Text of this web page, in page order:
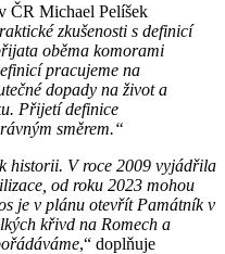
ČR Michael Pelíšek
zkušenosti s definicí
oběma komorami
pracujeme na
dopady na život a
Přijetí definice
směrem.“
historii. V roce 2009 vyjádřila
od roku 2023 mohou
je v plánu otevřít Památník v
křivd na Romech a
,“ doplňuje